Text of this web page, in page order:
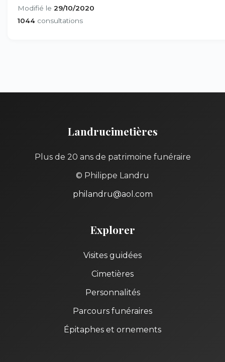
Modifié le 29/10/2020
1044 consultations
Landrucimetières
Plus de 20 ans de patrimoine funéraire
© Philippe Landru
philandru@aol.com
Explorer
Visites guidées
Cimetières
Personnalités
Parcours funéraires
Épitaphes et ornements